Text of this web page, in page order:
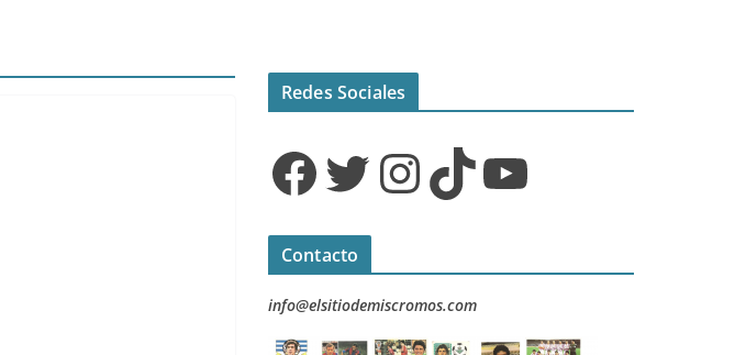
Redes Sociales
Facebook Twitter InstagramTikTok YouTube
Contacto
info@elsitiodemiscromos.com